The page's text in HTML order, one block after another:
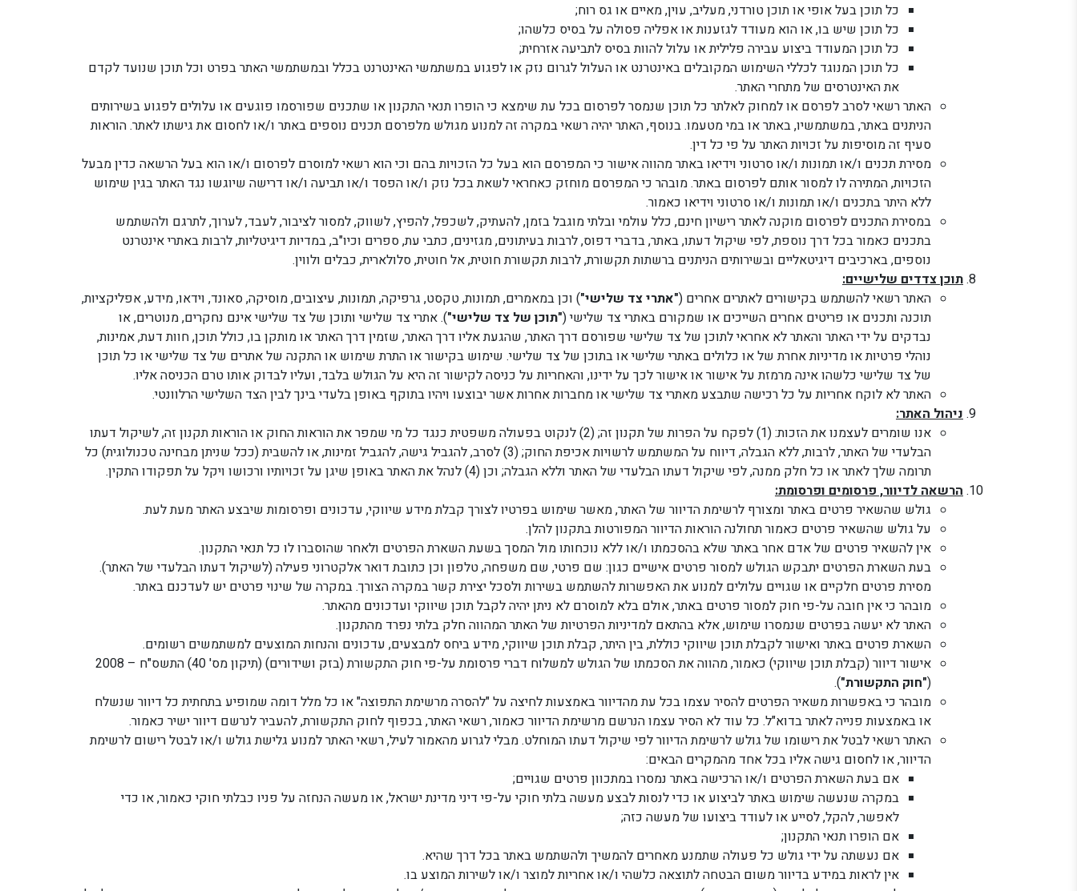
כל תוכן בעל אופי או תוכן טורדני, מעליב, עוין, מאיים או גס רוח;
כל תוכן שיש בו, או הוא מעודד לגזענות או אפליה פסולה על בסיס כלשהו;
כל תוכן המעודד ביצוע עבירה פלילית או עלול להוות בסיס לתביעה אזרחית;
כל תוכן המנוגד לכללי השימוש המקובלים באינטרנט או העלול לגרום נזק או לפגוע במשתמשי האינטרנט בכלל ובמשתמשי האתר בפרט וכל תוכן שנועד לקדם
את האינטרסים של מתחרי האתר.
האתר רשאי לסרב לפרסם או למחוק לאלתר כל תוכן שנמסר לפרסום בכל עת שימצא כי הופרו תנאי התקנון או שתכנים שפורסמו פוגעים או עלולים לפגוע בשירותים
הניתנים באתר, במשתמשיו, באתר או במי מטעמו. בנוסף, האתר יהיה רשאי במקרה זה למנוע מגולש מלפרסם תכנים נוספים באתר ו/או לחסום את גישתו לאתר. הוראות
סעיף זה מוסיפות על זכויות האתר על פי כל דין.
מסירת תכנים ו/או תמונות ו/או סרטוני וידיאו באתר מהווה אישור כי המפרסם הוא בעל כל הזכויות בהם וכי הוא רשאי למוסרם לפרסום ו/או הוא בעל הרשאה כדין מבעל
הזכויות, המתירה לו למסור אותם לפרסום באתר. מובהר כי המפרסם מוחזק כאחראי לשאת בכל נזק ו/או הפסד ו/או תביעה ו/או דרישה שיוגשו נגד האתר בגין שימוש
ללא היתר בתכנים ו/או תמונות ו/או סרטוני וידיאו כאמור.
במסירת התכנים לפרסום מוקנה לאתר רישיון חינם, כלל עולמי ובלתי מוגבל בזמן, להעתיק, לשכפל, להפיץ, לשווק, למסור לציבור, לעבד, לערוך, לתרגם ולהשתמש
בתכנים כאמור בכל דרך נוספת, לפי שיקול דעתו, באתר, בדברי דפוס, לרבות בעיתונים, מגזינים, כתבי עת, ספרים וכיו"ב, במדיות דיגיטליות, לרבות באתרי אינטרנט
נוספים, בארכיבים דיגיטאליים ובשירותים הניתנים ברשתות תקשורת, לרבות תקשורת חוטית, אל חוטית, סלולארית, כבלים ולווין.
תוכן צדדים שלישיים:
האתר רשאי להשתמש בקישורים לאתרים אחרים ("אתרי צד שלישי") וכן במאמרים, תמונות, טקסט, גרפיקה, תמונות, עיצובים, מוסיקה, סאונד, וידאו, מידע, אפליקציות,
תוכנה ותכנים או פריטים אחרים השייכים או שמקורם באתרי צד שלישי ("תוכן של צד שלישי"). אתרי צד שלישי ותוכן של צד שלישי אינם נחקרים, מנוטרים, או
נבדקים על ידי האתר והאתר לא אחראי לתוכן של צד שלישי שפורסם דרך האתר, שהגעת אליו דרך האתר, שזמין דרך האתר או מותקן בו, כולל תוכן, חוות דעת, אמינות,
נוהלי פרטיות או מדיניות אחרת של או כלולים באתרי שלישי או בתוכן של צד שלישי. שימוש בקישור או התרת שימוש או התקנה של אתרים של צד שלישי או כל תוכן
של צד שלישי כלשהו אינה מרמזת על אישור או אישור לכך על ידינו, והאחריות על כניסה לקישור זה היא על הגולש בלבד, ועליו לבדוק אותו טרם הכניסה אליו.
האתר לא לוקח אחריות על כל רכישה שתבצע מאתרי צד שלישי או מחברות אחרות אשר יבוצעו ויהיו בתוקף באופן בלעדי בינך לבין הצד השלישי הרלוונטי.
ניהול האתר:
אנו שומרים לעצמנו את הזכות: (1) לפקח על הפרות של תקנון זה; (2) לנקוט בפעולה משפטית כנגד כל מי שמפר את הוראות החוק או הוראות תקנון זה, לשיקול דעתו
הבלעדי של האתר, לרבות, ללא הגבלה, דיווח על המשתמש לרשויות אכיפת החוק; (3) לסרב, להגביל גישה, להגביל זמינות, או להשבית (ככל שניתן מבחינה טכנולוגית) כל
תרומה שלך לאתר או כל חלק ממנה, לפי שיקול דעתו הבלעדי של האתר וללא הגבלה; וכן (4) לנהל את האתר באופן שיגן על זכויותיו ורכושו ויקל על תפקודו התקין.
הרשאה לדיוור, פרסומים ופרסומת:
גולש שהשאיר פרטים באתר ומצורף לרשימת הדיוור של האתר, מאשר שימוש בפרטיו לצורך קבלת מידע שיווקי, עדכונים ופרסומות שיבצע האתר מעת לעת.
על גולש שהשאיר פרטים כאמור תחולנה הוראות הדיוור המפורטות בתקנון להלן.
אין להשאיר פרטים של אדם אחר באתר שלא בהסכמתו ו/או ללא נוכחותו מול המסך בשעת השארת הפרטים ולאחר שהוסברו לו כל תנאי התקנון.
בעת השארת הפרטים יתבקש הגולש למסור פרטים אישיים כגון: שם פרטי, שם משפחה, טלפון וכן כתובת דואר אלקטרוני פעילה (לשיקול דעתו הבלעדי של האתר).
מסירת פרטים חלקיים או שגויים עלולים למנוע את האפשרות להשתמש בשירות ולסכל יצירת קשר במקרה הצורך. במקרה של שינוי פרטים יש לעדכנם באתר.
מובהר כי אין חובה על-פי חוק למסור פרטים באתר, אולם בלא למוסרם לא ניתן יהיה לקבל תוכן שיווקי ועדכונים מהאתר.
האתר לא יעשה בפרטים שנמסרו שימוש, אלא בהתאם למדיניות הפרטיות של האתר המהווה חלק בלתי נפרד מהתקנון.
השארת פרטים באתר ואישור לקבלת תוכן שיווקי כוללת, בין היתר, קבלת תוכן שיווקי, מידע ביחס למבצעים, עדכונים והנחות המוצעים למשתמשים רשומים.
אישור דיוור (קבלת תוכן שיווקי) כאמור, מהווה את הסכמתו של הגולש למשלוח דברי פרסומת על-פי חוק התקשורת (בזק ושידורים) (תיקון מס' 40) התשס"ח – 2008
("חוק התקשורת").
מובהר כי באפשרות משאיר הפרטים להסיר עצמו בכל עת מהדיוור באמצעות לחיצה על "להסרה מרשימת התפוצה" או כל מלל דומה שמופיע בתחתית כל דיוור שנשלח
או באמצעות פנייה לאתר בדוא"ל. כל עוד לא הסיר עצמו הנרשם מרשימת הדיוור כאמור, רשאי האתר, בכפוף לחוק התקשורת, להעביר לנרשם דיוור ישיר כאמור.
האתר רשאי לבטל את רישומו של גולש לרשימת הדיוור לפי שיקול דעתו המוחלט. מבלי לגרוע מהאמור לעיל, רשאי האתר למנוע גלישת גולש ו/או לבטל רישום לרשימת
הדיוור, או לחסום גישה אליו בכל אחד מהמקרים הבאים:
אם בעת השארת הפרטים ו/או הרכישה באתר נמסרו במתכוון פרטים שגויים;
במקרה שנעשה שימוש באתר לביצוע או כדי לנסות לבצע מעשה בלתי חוקי על-פי דיני מדינת ישראל, או מעשה הנחזה על פניו כבלתי חוקי כאמור, או כדי
לאפשר, להקל, לסייע או לעודד ביצועו של מעשה כזה;
אם הופרו תנאי התקנון;
אם נעשתה על ידי גולש כל פעולה שתמנע מאחרים להמשיך ולהשתמש באתר בכל דרך שהיא.
אין לראות במידע בדיוור משום הבטחה לתוצאה כלשהי ו/או אחריות למוצר ו/או לשירות המוצע בו.